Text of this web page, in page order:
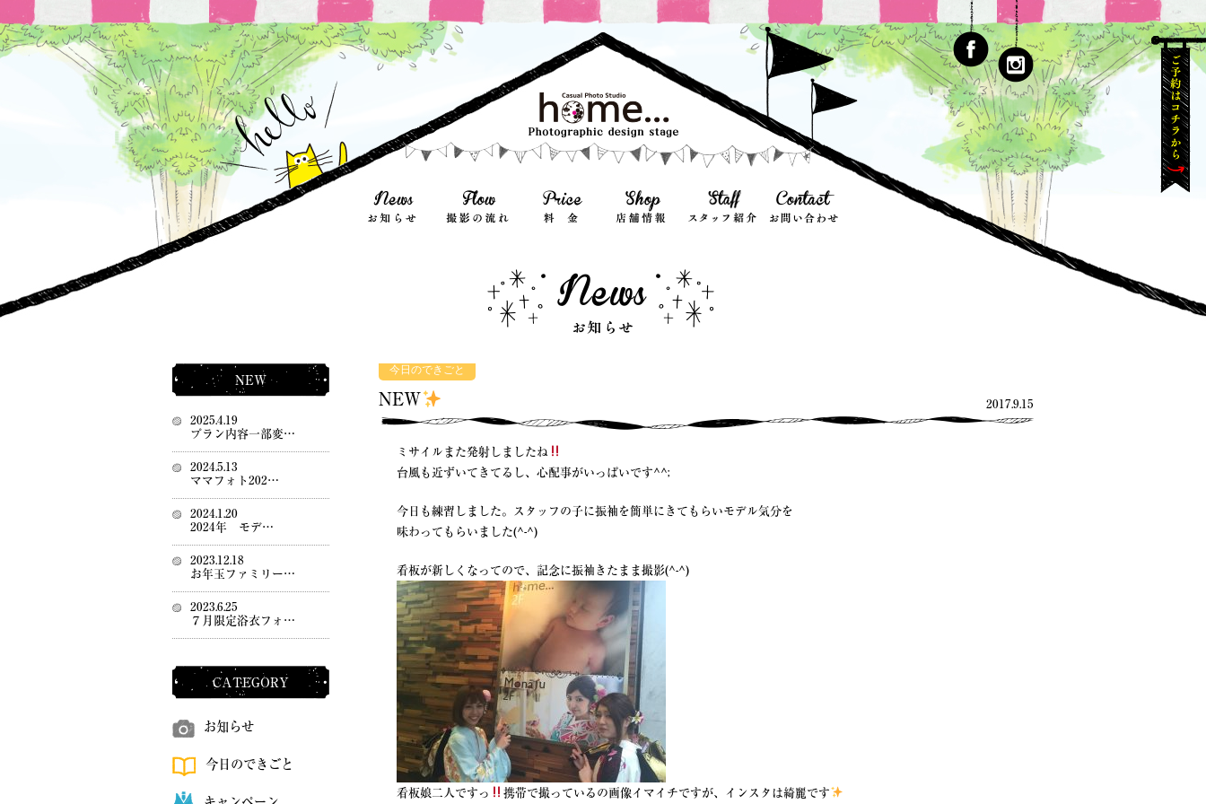
今日のできごと
NEW 2017.9.15
ミサイルまた発射しましたね
台風も近ずいてきてるし、心配事がいっぱいです^^;
今日も練習しました。スタッフの子に振袖を簡単にきてもらいモデル気分を
味わってもらいました(^-^)
看板が新しくなってので、記念に振袖きたまま撮影(^-^)
看板娘二人ですっ
携帯で撮っているの画像イマイチですが、インスタは綺麗です
NEW
2025.4.19
プラン内容一部変…
2024.5.13
ママフォト202…
2024.1.20
2024年 モデ…
2023.12.18
お年玉ファミリー…
2023.6.25
７月限定浴衣フォ…
CATEGORY
お知らせ
今日のできごと